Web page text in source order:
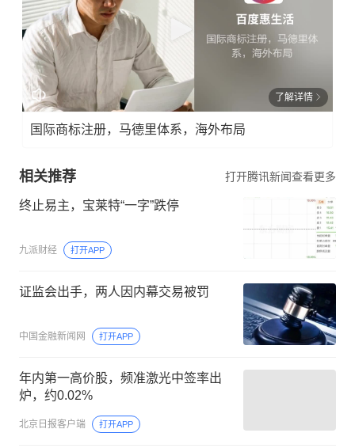
了解详情
国际商标注册，马德里体系，海外布局
相关推荐 打开腾讯新闻查看更多
终止易主，宝莱特“一字”跌停
九派财经 打开APP
证监会出手，两人因内幕交易被罚
中国金融新闻网 打开APP
年内第一高价股，频准激光中签率出
炉，约0.02%
北京日报客户端 打开APP